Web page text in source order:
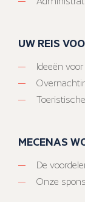
UW REIS
Ideeën
MECENAS
De
Onze